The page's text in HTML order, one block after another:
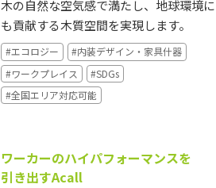
木の自然な空気感で満たし、地球環境に
も貢献する木質空間を実現します。
#エコロジー
#内装デザイン・家具什器
#ワークプレイス
#SDGs
#全国エリア対応可能
ワーカーのハイパフォーマンスを
引き出すAcall